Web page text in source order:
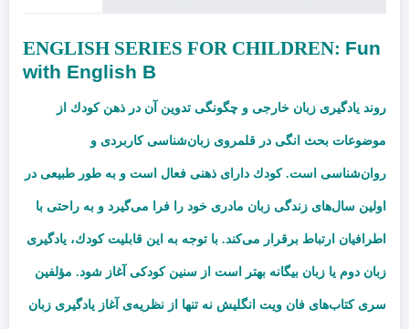
ENGLISH SERIES FOR CHILDREN: Fun
with English B
روند یادگیری زبان خارجی و چگونگی تدوین آن در ذهن كودك از
موضوعات بحث انگی در قلمروی زبانشناسی كاربردی و
روانشناسی است.كودك دارای ذهنی فعال است و به طور طبیعی در
اولین سالهای زندگی زبان مادری خود را فرا میگیرد و به راحتی با
اطرافیان ارتباط برقرار میكند. با توجه به این قابلیت كودك، یادگیری
زبان دوم یا زبان بیگانه بهتر است از سنین كودكی آغاز شود. مؤلفین
سری كتابهای فان ویت انگلیش نه تنها از نظریهی آغاز یادگیری زبان